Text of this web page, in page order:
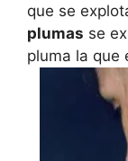
que se
plumas se
pluma la que